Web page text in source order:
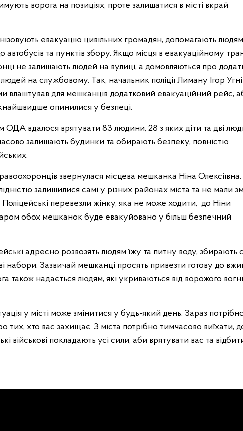
ворога на позиціях, проте залишатися в місті вкрай
евакуацію цивільних громадян, допомагають
автобусів та пунктів збору. Якщо місця в евакуаційному
не залишають людей на вулиці, а домовляються про
на службовому. Так, начальник поліції Лиману Ігор
влаштував для мешканців додатковий евакуаційний рейс,
опинилися у безпеці.
ОДА вдалося врятувати 83 людини, 28 з яких діти та дві
залишають будинки та обирають безпеку, повністю
звернулася місцева мешканка Ніна
залишилися самі у різних районах міста та не мали
Поліцейські перевезли жінку, яка не може ходити, до Ніни
обох мешканок буде евакуйовано у більш безпечний
адресно розвозять людям їжу та питну воду, збирають
набори. Зазвичай мешканці просять привезти готову до
також надається людям, які укриваються від ворожого
у місті може змінитися у будь-який день. Зараз
тих, хто вас захищає. З міста потрібно тимчасово виїхати,
військові покладають усі сили, аби врятувати вас та